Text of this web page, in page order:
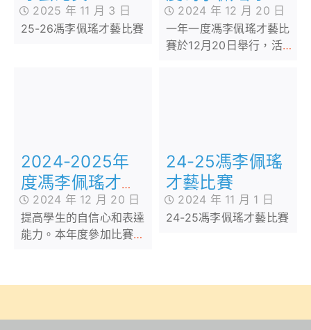
2025 年 11 月 3 日
25-26馮李佩瑤才藝比賽
比賽(高級組)
2024 年 12 月 20 日
一年一度馮李佩瑤才藝比
賽於12月20日舉行，活動
同學的表演包括唱歌、樂
器、舞蹈、武術等等，充
分發揮學生的創意及表演
潛質。
2024-2025年
度馮李佩瑤才藝
比賽(初級組)
2024 年 12 月 20 日
提高學生的自信心和表達
能力。本年度參加比賽的
賽，同學的表演包括唱
等，充分發揮學生的創意
24-25馮李佩瑤
才藝比賽
2024 年 11 月 1 日
24-25馮李佩瑤才藝比賽